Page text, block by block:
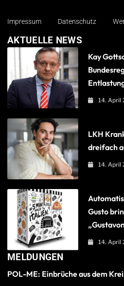
Impressum Datenschutz
AKTUELLE NEWS
Kay
14. April
LKH
dreifach
14. April
Gusto
14. April
MELDUNGEN
POL-ME: Einbrüche aus dem